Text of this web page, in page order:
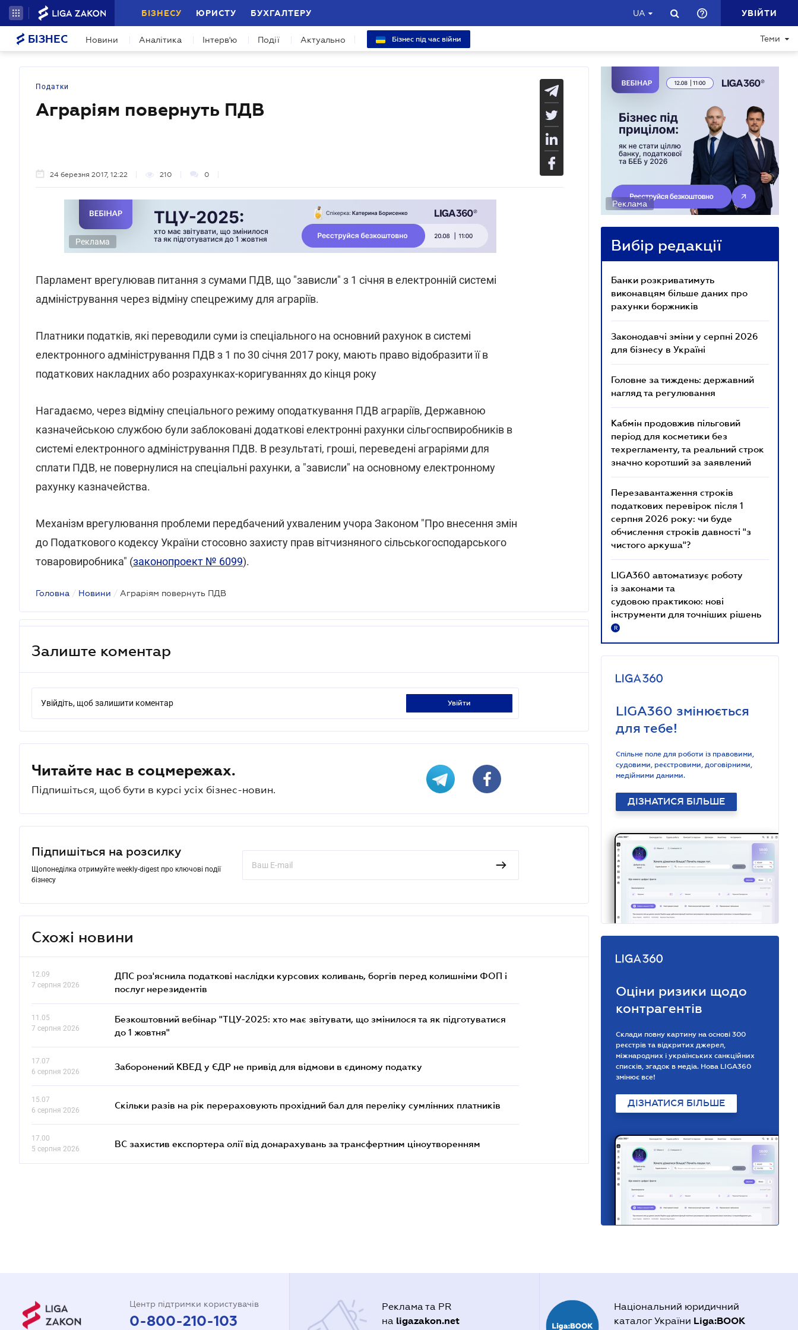
БІЗНЕСУ ЮРИСТУ БУХГАЛТЕРУ UA УВІЙТИ
БІЗНЕС Новини Аналітика Інтерв'ю Події Актуально Бізнес під час війни Теми
Податки
Аграріям повернуть ПДВ
24 березня 2017, 12:22 210 0
Реклама
Парламент врегулював питання з сумами ПДВ, що "зависли" з 1 січня в електронній системі
адміністрування через відміну спецрежиму для аграріїв.
Платники податків, які переводили суми із спеціального на основний рахунок в системі
електронного адміністрування ПДВ з 1 по 30 січня 2017 року, мають право відобразити її в
податкових накладних або розрахунках-коригуваннях до кінця року
Нагадаємо, через відміну спеціального режиму оподаткування ПДВ аграріїв, Державною
казначейською службою були заблоковані додаткові електронні рахунки сільгоспвиробників в
системі електронного адміністрування ПДВ. В результаті, гроші, переведені аграріями для
сплати ПДВ, не повернулися на спеціальні рахунки, а "зависли" на основному електронному
рахунку казначейства.
Механізм врегулювання проблеми передбачений ухваленим учора Законом "Про внесення змін
до Податкового кодексу України стосовно захисту прав вітчизняного сільськогосподарського
товаровиробника" (законопроект № 6099).
Головна / Новини / Аграріям повернуть ПДВ
Залиште коментар
Увійдіть, щоб залишити коментар увійти
Читайте нас в соцмережах.
Підпишіться, щоб бути в курсі усіх бізнес-новин.
Підпишіться на розсилку
Щопонеділка отримуйте weekly-digest про ключові події
бізнесу
Схожі новини
12.09
7 серпня 2026
ДПС роз'яснила податкові наслідки курсових коливань, боргів перед колишніми ФОП і
послуг нерезидентів
11.05
7 серпня 2026
Безкоштовний вебінар "ТЦУ-2025: хто має звітувати, що змінилося та як підготуватися
до 1 жовтня"
17.07
6 серпня 2026
Заборонений КВЕД у ЄДР не привід для відмови в єдиному податку
15.07
6 серпня 2026
Скільки разів на рік перераховують прохідний бал для переліку сумлінних платників
17.00
5 серпня 2026
ВС захистив експортера олії від донарахувань за трансфертним ціноутворенням
Реклама
Вибір редакції
Банки розкриватимуть
виконавцям більше даних про
рахунки боржників
Законодавчі зміни у серпні 2026
для бізнесу в Україні
Головне за тиждень: державний
нагляд та регулювання
Кабмін продовжив пільговий
період для косметики без
техрегламенту, та реальний строк
значно коротший за заявлений
Перезавантаження строків
податкових перевірок після 1
серпня 2026 року: чи буде
обчислення строків давності "з
чистого аркуша"?
LIGA360 автоматизує роботу
із законами та
судовою практикою: нові
інструменти для точніших рішень
R
LIGA360 змінюється
для тебе!
Спільне поле для роботи із правовими,
судовими, реєстровими, договірними,
медійними даними.
ДІЗНАТИСЯ БІЛЬШЕ
Оціни ризики щодо
контрагентів
Склади повну картину на основі 300
реєстрів та відкритих джерел,
міжнародних і українських санкційних
списків, згадок в медіа. Нова LIGA360
змінює все!
ДІЗНАТИСЯ БІЛЬШЕ
Центр підтримки користувачів
0-800-210-103
Реклама та PR
на ligazakon.net
Національний юридичний
каталог України Liga:BOOK